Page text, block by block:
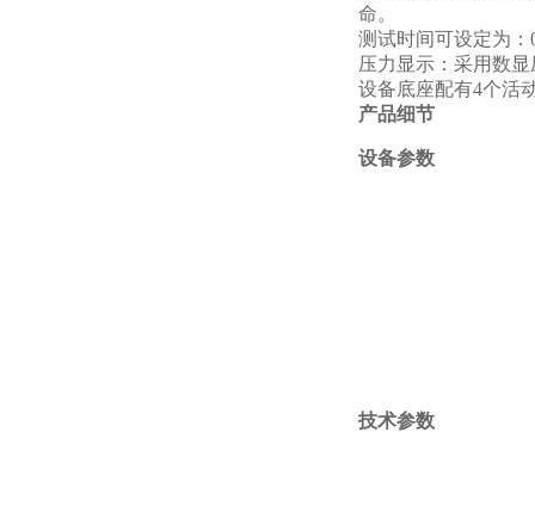
命。
测试时间可设定为
压力显示：采用数
设备底座配有4个活
产品细节
设备参数
技术参数